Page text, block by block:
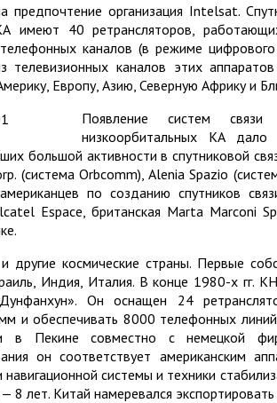
предпочтение организация Intelsat.
имеют 40 ретрансляторов,
каналов (в режиме
телевизионных каналов этих
Европу, Азию, Северную Африку и
Появление систем
низкоорбитальных КА
большой активности в спутниковой
(система Orbcomm), Alenia Spazio
по созданию спутников
Espace, британская Marta Marconi
другие космические страны. Первые
Индия, Италия. В конце 1980-х гг.
Он оснащен 24
и обеспечивать 8000 телефонных
в Пекине совместно с немецкой
он соответствует американским
системы и техники
8 лет. Китай намеревался экспортировать